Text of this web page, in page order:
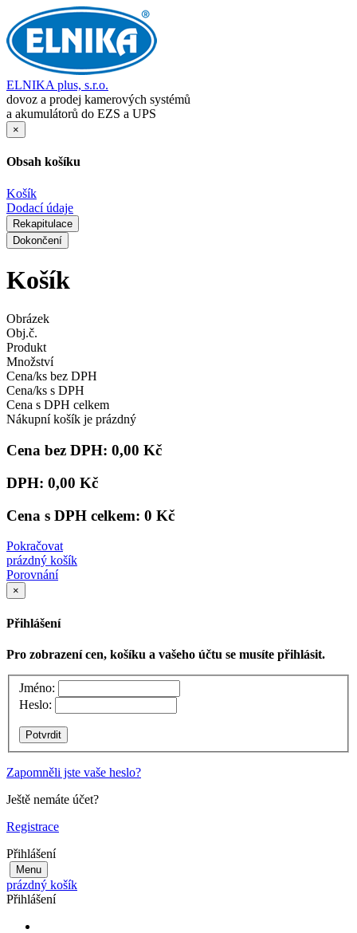
ELNIKA plus, s.r.o.
dovoz a prodej kamerových systémů
a akumulátorů do EZS a UPS
×
Obsah košíku
Košík
Dodací údaje
Rekapitulace
Dokončení
Košík
Obrázek
Obj.č.
Produkt
Množství
Cena/ks bez DPH
Cena/ks s DPH
Cena s DPH celkem
Nákupní košík je prázdný
Cena bez DPH: 0,00 Kč
DPH: 0,00 Kč
Cena s DPH celkem: 0 Kč
Pokračovat
prázdný košík
Porovnání
×
Přihlášení
Pro zobrazení cen, košíku a vašeho účtu se musíte přihlásit.
Jméno:
Heslo:
Zapomněli jste vaše heslo?
Ještě nemáte účet?
Registrace
Přihlášení
Menu
prázdný košík
Přihlášení